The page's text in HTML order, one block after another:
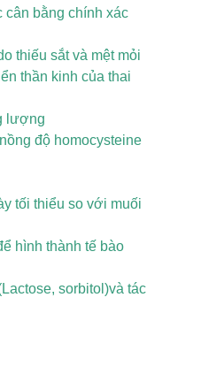
cân bằng chính xác
thiếu sắt và mệt mỏi
thần kinh của thai
lượng
độ homocysteine
tối thiểu so với muối
hình thành tế bào
sorbitol)và tác